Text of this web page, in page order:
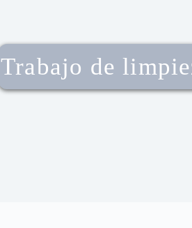
Trabajo de